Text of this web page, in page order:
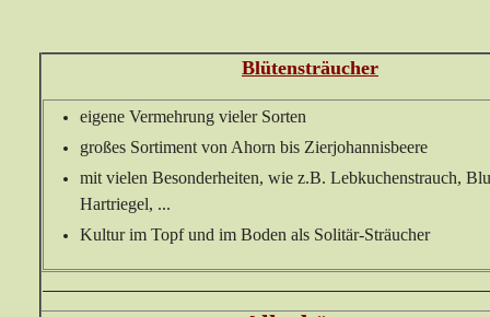
Blütensträucher
eigene Vermehrung vieler Sorten
großes Sortiment von Ahorn bis Zierjohannisbeere
mit vielen Besonderheiten, wie z.B. Lebkuchenstrauch,
Hartriegel, ...
Kultur im Topf und im Boden als Solitär-Sträucher